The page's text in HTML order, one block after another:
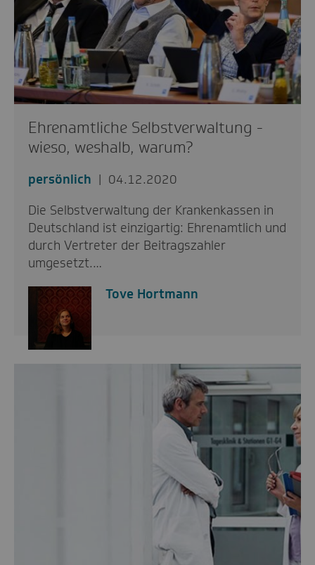
Ehrenamtliche Selbstverwaltung -
wieso, weshalb, warum?
persönlich
04.12.2020
Die Selbstverwaltung der Krankenkassen in
Deutschland ist einzigartig: Ehrenamtlich und
durch Vertreter der Beitragszahler
umgesetzt.…
Tove Hortmann